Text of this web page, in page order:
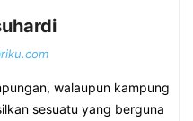
walaupun kampung
sesuatu yang berguna